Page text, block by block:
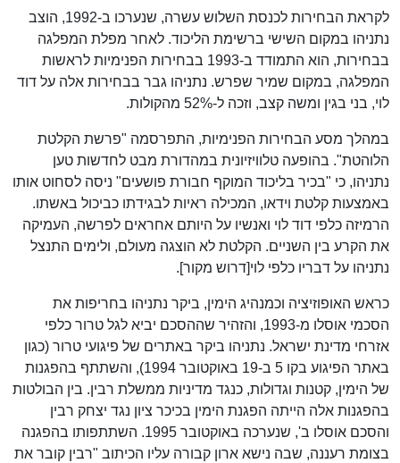
לקראת הבחירות לכנסת השלוש עשרה, שנערכו ב-1992, הוצב
נתניהו במקום השישי ברשימת הליכוד. לאחר מפלת המפלגה
בבחירות, הוא התמודד ב-1993 בבחירות הפנימיות לראשות
המפלגה, במקום שמיר שפרש. נתניהו גבר בבחירות אלה על דוד
לוי, בני בגין ומשה קצב, וזכה ל-52% מהקולות.
במהלך מסע הבחירות הפנימיות, התפרסמה "פרשת הקלטת
הלוהטת". בהופעה טלוויזיונית במהדורת מבט לחדשות טען
נתניהו, כי "בכיר בליכוד המוקף חבורת פושעים" ניסה לסחוט אותו
באמצעות קלטת וידאו, המכילה ראיות לבגידתו כביכול באשתו.
הרמיזה כלפי דוד לוי ואנשיו על היותם אחראים לפרשה, העמיקה
את הקרע בין השניים. הקלטת לא הוצגה מעולם, ולימים התנצל
נתניהו על דבריו כלפי לוי[דרוש מקור].
כראש האופוזיציה וכמנהיג הימין, ביקר נתניהו בחריפות את
הסכמי אוסלו מ-1993, והזהיר שההסכם יביא לגל טרור כלפי
אזרחי מדינת ישראל. נתניהו ביקר באתרים של פיגועי טרור (כגון
באתר הפיגוע בקו 5 ב-19 באוקטובר 1994), והשתתף בהפגנות
של הימין, קטנות וגדולות, כנגד מדיניות ממשלת רבין. בין הבולטות
בהפגנות אלה הייתה הפגנת הימין בכיכר ציון נגד יצחק רבין
והסכם אוסלו ב', שנערכה באוקטובר 1995. השתתפותו בהפגנה
בצומת רעננה, שבה נישא ארון קבורה עליו הכיתוב "רבין קובר את